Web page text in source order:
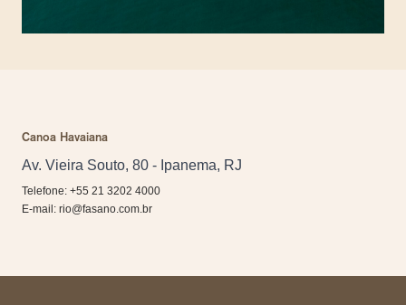
Canoa Havaiana
Av. Vieira Souto, 80 - Ipanema, RJ
Telefone: +55 21 3202 4000
E-mail: rio@fasano.com.br